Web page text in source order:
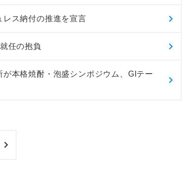
ス納付の推進を宣言
任の抱負
本格焼酎・泡盛シンポジウム、GIテー